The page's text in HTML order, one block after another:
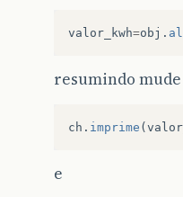
valor_kwh=obj .
resumindo mude
ch . imprime (
e